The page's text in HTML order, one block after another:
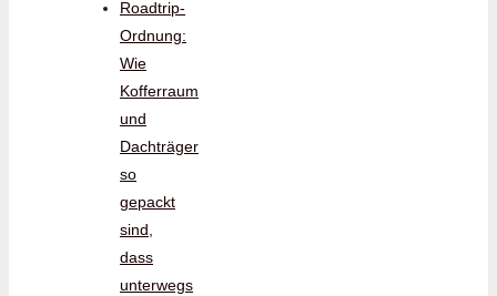
Roadtrip-
Ordnung:
Wie
Kofferraum
und
Dachträger
so
gepackt
sind,
dass
unterwegs